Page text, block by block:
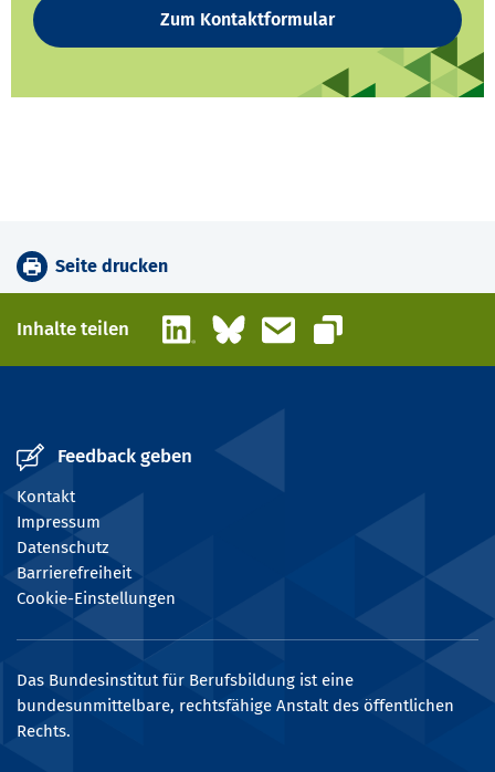
Zum Kontaktformular
Seite drucken
Inhalte teilen LinkedInBlueskyE-Mail
Link kopieren
Feedback geben
Kontakt
Impressum
Datenschutz
Barrierefreiheit
Cookie-Einstellungen
Das Bundesinstitut für Berufsbildung ist eine
bundesunmittelbare, rechtsfähige Anstalt des öffentlichen
Rechts.